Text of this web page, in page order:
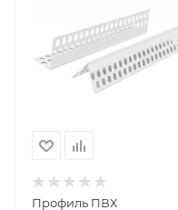
Профиль ПВХ